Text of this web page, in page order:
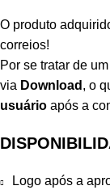
O produto
correios!
Por se tratar de um
via Download , o
usuário após a
Logo após a